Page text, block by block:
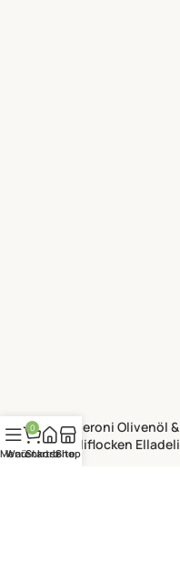
Peperoni Olivenöl &
Chiliflocken Elladeli
Menü
0
Warenkorb
Startseite
Shop